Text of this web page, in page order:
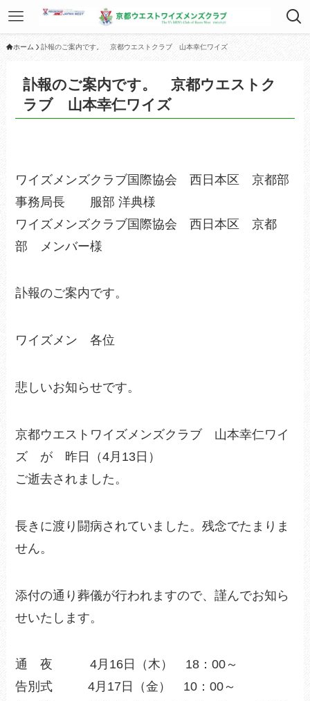
ホーム 訃報のご案内です。 京都ウエストクラブ 山本幸仁ワイズ
訃報のご案内です。 京都ウエストク
ラブ 山本幸仁ワイズ
ワイズメンズクラブ国際協会 西日本区 京都部
事務局長 服部 洋典様
ワイズメンズクラブ国際協会 西日本区 京都
部 メンバー様
訃報のご案内です。
ワイズメン 各位
悲しいお知らせです。
京都ウエストワイズメンズクラブ 山本幸仁ワイ
ズ が 昨日（4月13日）
ご逝去されました。
長きに渡り闘病されていました。残念でたまりま
せん。
添付の通り葬儀が行われますので、謹んでお知ら
せいたします。
通 夜 4月16日（木） 18：00～
告別式 4月17日（金） 10：00～